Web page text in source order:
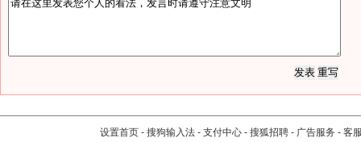
设置首页 - 搜狗输入法 - 支付中心 - 搜狐招聘 - 广告服务 - 客